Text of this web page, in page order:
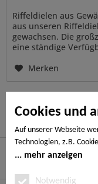
Cookies und
Auf unserer Webseite
Technologien, z.B.
Ihrem Endgerät
Notwendige Cookies,
mehr anzeigen
Notwendig
Riffeldielen aus
aus unseren
gewachsen. Die
eine ständige
Merken